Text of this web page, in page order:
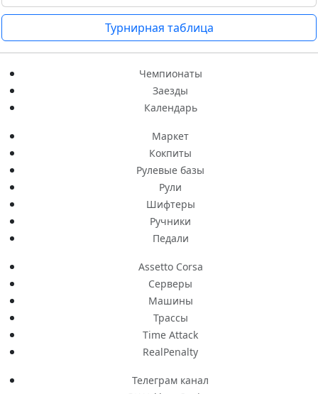
Турнирная таблица
Чемпионаты
Заезды
Календарь
Маркет
Кокпиты
Рулевые базы
Рули
Шифтеры
Ручники
Педали
Assetto Corsa
Серверы
Машины
Трассы
Time Attack
RealPenalty
Телеграм канал